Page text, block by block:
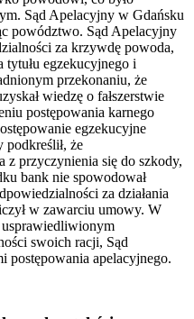
Sąd Apelacyjny w Gdańsku
powództwo. Sąd Apelacyjny
za krzywdę powoda,
egzekucyjnego i
przekonaniu, że
wiedzę o fałszerstwie
postępowania karnego
egzekucyjne
podkreślił, że
przyczynienia się do szkody,
bank nie spowodował
za działania
w zawarciu umowy. W
usprawiedliwionym
swoich racji, Sąd
postępowania apelacyjnego.